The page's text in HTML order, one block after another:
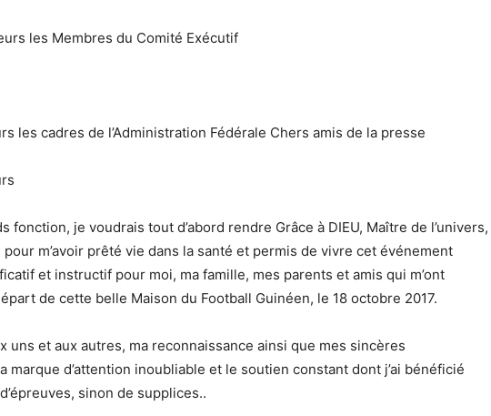
les Membres du Comité Exécutif
les cadres de l’Administration Fédérale Chers amis de la presse
fonction, je voudrais tout d’abord rendre Grâce à DIEU, Maître de l’univers,
m’avoir prêté vie dans la santé et permis de vivre cet événement
et instructif pour moi, ma famille, mes parents et amis qui m’ont
de cette belle Maison du Football Guinéen, le 18 octobre 2017.
uns et aux autres, ma reconnaissance ainsi que mes sincères
marque d’attention inoubliable et le soutien constant dont j’ai bénéficié
sinon de supplices..